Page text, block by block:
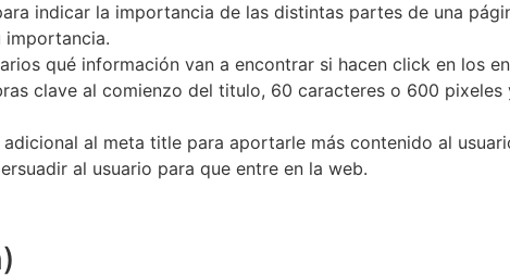
indicar la importancia de las distintas partes de una
importancia.
qué información van a encontrar si hacen click en los
clave al comienzo del titulo, 60 caracteres o 600
al meta title para aportarle más contenido al
al usuario para que entre en la web.